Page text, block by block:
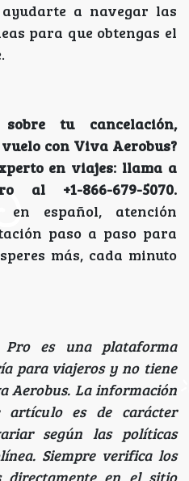
a navegar las
para que obtengas el
tu cancelación,
con Viva Aerobus?
en viajes: llama a
+1-866-679-5070.
en español, atención
paso a paso para
más, cada minuto
es una plataforma
para viajeros y no tiene
Aerobus. La información
artículo es de carácter
según las políticas
Siempre verifica los
directamente en el sitio